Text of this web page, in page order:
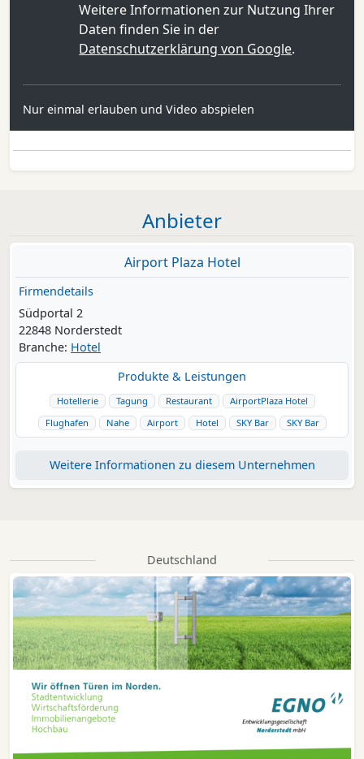
Weitere Informationen zur Nutzung Ihrer
Daten finden Sie in der
Datenschutzerklärung von Google.
Nur einmal erlauben und Video abspielen
Anbieter
Airport Plaza Hotel
Firmendetails
Südportal 2
22848 Norderstedt
Branche: Hotel
Produkte & Leistungen
Hotellerie Tagung Restaurant
AirportPlaza Hotel
Flughafen
Nahe Airport Hotel SKY Bar SKY Bar
Weitere Informationen zu diesem Unternehmen
Deutschland